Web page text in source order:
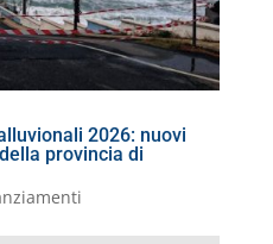
2026: nuovi
provincia di